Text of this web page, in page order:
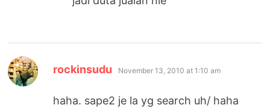
rockinsudu says:
November 13, 2010 at 1:10 am
haha. sape2 je la yg search uh/ haha